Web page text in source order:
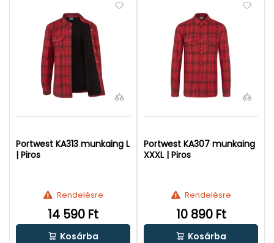
Portwest KA313 munkaing L
| Piros
Rendelésre
14 590 Ft
Kosárba
Portwest KA307 munkaing
XXXL | Piros
Rendelésre
10 890 Ft
Kosárba